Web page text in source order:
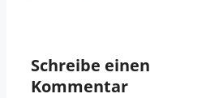
Schreibe einen
Kommentar